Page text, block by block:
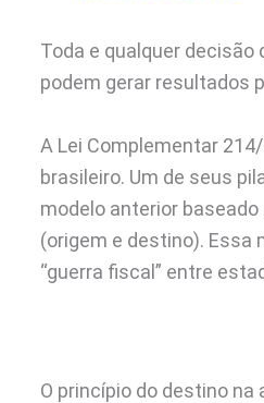
Toda e qualquer
podem gerar resultados
A Lei Complementar
brasileiro. Um de seus
modelo anterior
(origem e destino).
“guerra fiscal” entre
O princípio do destino